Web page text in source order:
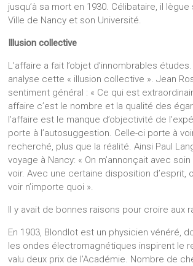
jusqu’à sa mort en 1930. Célibataire, il
Ville de Nancy et son Université.
Illusion collective
L’affaire a fait l’objet d’innombrables
analyse cette « illusion collective ». Jean
sentiment général : « Ce qui est
affaire c’est le nombre et la qualité des
l’affaire est le manque d’objectivité de
porte à l’autosuggestion. Celle-ci porte à
recherché, plus que la réalité. Ainsi Paul
voyage à Nancy: « On m’annonçait avec
voir. Avec une certaine disposition d’esprit,
voir n’importe quoi ».
Il y avait de bonnes raisons pour croire aux
En 1903, Blondlot est un physicien vénéré,
les ondes électromagnétiques inspirent le
valu deux prix de l’Académie. Nombre de